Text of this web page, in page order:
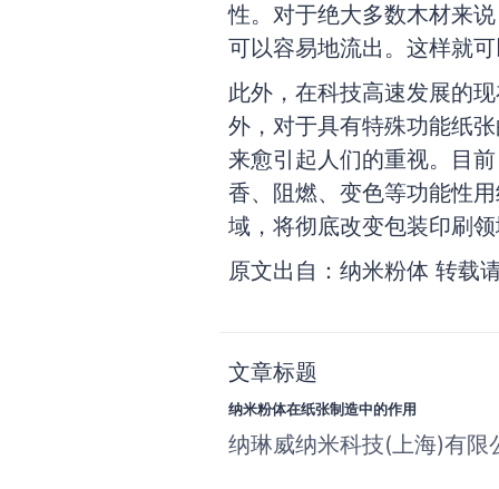
性。对于绝大多数木材来
可以容易地流出。这样就
此外，在科技高速发展的
外，对于具有特殊功能纸
来愈引起人们的重视。目
香、阻燃、变色等功能性
域，将彻底改变包装印刷
原文出自：纳米粉体 转载
文章标题
纳米粉体在纸张制造中的作用
纳琳威纳米科技(上海)有